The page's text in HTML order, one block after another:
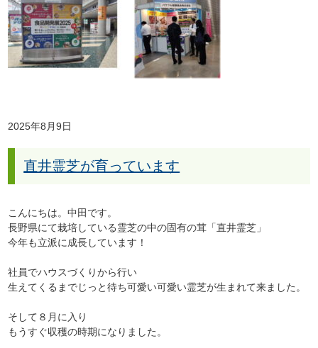
2025年8月9日
直井霊芝が育っています
こんにちは。中田です。
長野県にて栽培している霊芝の中の固有の茸「直井霊芝」
今年も立派に成長しています！
社員でハウスづくりから行い
生えてくるまでじっと待ち可愛い可愛い霊芝が生まれて来ました。
そして８月に入り
もうすぐ収穫の時期になりました。